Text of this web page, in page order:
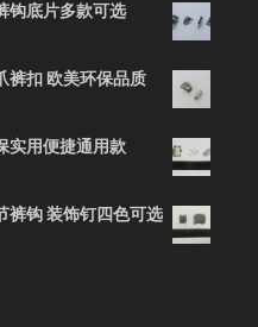
钩底片多款可选
裤扣 欧美环保品质
实用便捷通用款
裤钩 装饰钉四色可选